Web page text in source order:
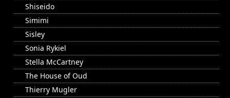
Shiseido
Simimi
Sisley
Sonia Rykiel
Stella McCartney
The House of Oud
Thierry Mugler